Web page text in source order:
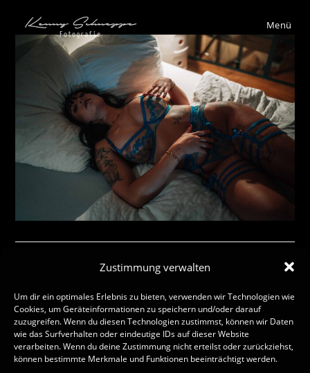
Zustimmung verwalten
Um dir ein optimales Erlebnis zu bieten, verwenden wir Technologien wie
Cookies, um Geräteinformationen zu speichern und/oder darauf
zuzugreifen. Wenn du diesen Technologien zustimmst, können wir Daten
wie das Surfverhalten oder eindeutige IDs auf dieser Website
verarbeiten. Wenn du deine Zustimmung nicht erteilst oder zurückziehst,
können bestimmte Merkmale und Funktionen beeinträchtigt werden.
Menü
Schreibe einen Kommentar